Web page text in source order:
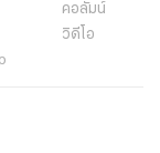
คอลัมน์
วิดีโอ